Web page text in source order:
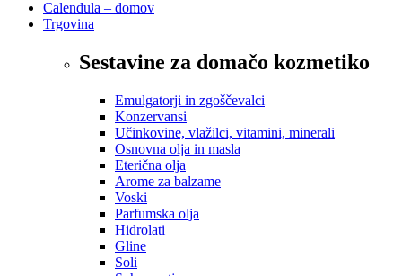
Calendula – domov
Trgovina
Sestavine za domačo kozmetiko
Emulgatorji in zgoščevalci
Konzervansi
Učinkovine, vlažilci, vitamini, minerali
Osnovna olja in masla
Eterična olja
Arome za balzame
Voski
Parfumska olja
Hidrolati
Gline
Soli